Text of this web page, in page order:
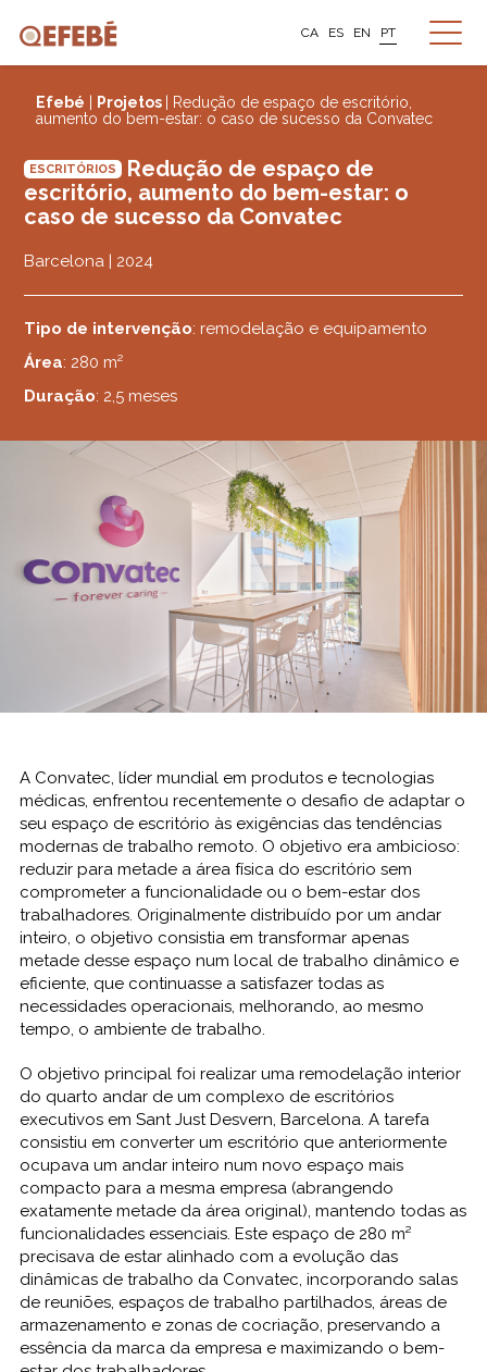
CA ES EN PT
Efebé Projetos
| Redução de espaço de escritório,
aumento do bem-estar: o caso de sucesso da Convatec
ESCRITÓRIOS
Redução de espaço de
escritório, aumento do bem-estar: o
caso de sucesso da Convatec
Barcelona | 2024
Tipo de intervenção: remodelação e equipamento
Área: 280 m²
Duração: 2,5 meses
A Convatec, líder mundial em produtos e tecnologias
médicas, enfrentou recentemente o desafio de adaptar o
seu espaço de escritório às exigências das tendências
modernas de trabalho remoto. O objetivo era ambicioso:
reduzir para metade a área física do escritório sem
comprometer a funcionalidade ou o bem-estar dos
trabalhadores. Originalmente distribuído por um andar
inteiro, o objetivo consistia em transformar apenas
metade desse espaço num local de trabalho dinâmico e
eficiente, que continuasse a satisfazer todas as
necessidades operacionais, melhorando, ao mesmo
tempo, o ambiente de trabalho.
O objetivo principal foi realizar uma remodelação interior
do quarto andar de um complexo de escritórios
executivos em Sant Just Desvern, Barcelona. A tarefa
consistiu em converter um escritório que anteriormente
ocupava um andar inteiro num novo espaço mais
compacto para a mesma empresa (abrangendo
exatamente metade da área original), mantendo todas as
funcionalidades essenciais. Este espaço de 280 m²
precisava de estar alinhado com a evolução das
dinâmicas de trabalho da Convatec, incorporando salas
de reuniões, espaços de trabalho partilhados, áreas de
armazenamento e zonas de cocriação, preservando a
essência da marca da empresa e maximizando o bem-